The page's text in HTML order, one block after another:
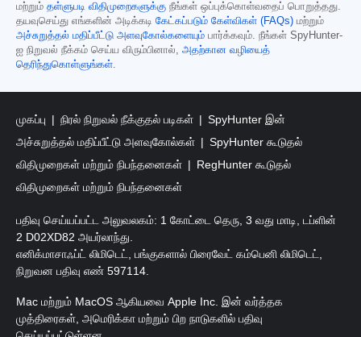
மற்றும் தள்ளுபடி விதிமுறைகளுக்கு நீங்கள் ஒப்புக்கொள்வதைப் பொறுத்தது.
தயவுசெய்து எங்களின் அடிக்கடி கேட்கப்படும் கேள்விகள் (FAQs) மற்றும்
அச்சுறுத்தல் மதிப்பீட்டு அளவுகோல்களையும் பார்க்கவும். நீங்கள் SpyHunter-
ஐ நிறுவல் நீக்கம் செய்ய விரும்பினால், அதற்கான வழியைத்
தெரிந்துகொள்ளுங்கள்.
முகப்பு நிரல் நிறுவல் நீக்குதல் படிகள்
SpyHunter இன்
அச்சுறுத்தல் மதிப்பீட்டு அளவுகோல்கள்
SpyHunter கூடுதல்
விதிமுறைகள் மற்றும் நிபந்தனைகள்
RegHunter கூடுதல்
விதிமுறைகள் மற்றும் நிபந்தனைகள்
பதிவு செய்யப்பட்ட அலுவலகம்: 1 கோட்டை தெரு, 3 வது மாடி, டப்ளின்
2 D02XD82 அயர்லாந்து.
எனிக்மாசாஃப்ட் லிமிடெட், பங்குகளால் பிரைவேட் கம்பெனி லிமிடெட்,
நிறுவன பதிவு எண் 597114.
Mac மற்றும் MacOS ஆகியவை Apple Inc. இன் வர்த்தக
முத்திரைகள், அமெரிக்கா மற்றும் பிற நாடுகளில் பதிவு